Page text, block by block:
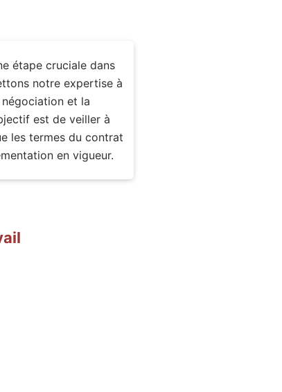
étape cruciale dans
notre expertise à
et la
est de veiller à
les termes du contrat
en vigueur.